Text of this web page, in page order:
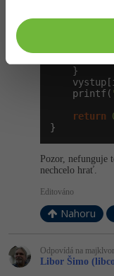
    }
    printf(
return
}
Pozor, nefunguje
nechcelo hrať.
Editováno
Nahoru
Odpovídá na
Libor Šimo